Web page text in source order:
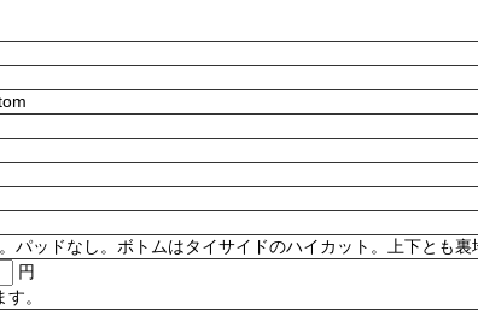
ッドなし。ボトムはタイサイドのハイカット。上下とも裏
円
。